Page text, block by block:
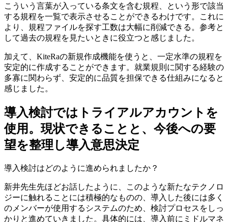
こういう言葉が入っている条文を含む規程、という形で該当
する規程を一覧で表示させることができるわけです。これに
より、規程ファイルを探す工数は大幅に削減できる。参考と
して過去の規程を見たいときに役立つと感じました。
加えて、KiteRaの新規作成機能を使うと、一定水準の規程を
安定的に作成することができます。就業規則に関する経験の
多寡に関わらず、安定的に品質を担保できる仕組みになると
感じました。
導入検討ではトライアルアカウントを
使用。現状できることと、今後への要
望を整理し導入意思決定
導入検討はどのように進められましたか？
新井先生先ほどお話したように、このような新たなテクノロ
ジーに触れることには積極的なものの、導入した後には多く
のメンバーが使用するシステムのため、検討プロセスをしっ
かりと進めていきました。具体的には、導入前にミドルマネ